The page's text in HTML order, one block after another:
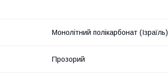
Монолітний полікарбонат (Ізраїль)
Прозорий